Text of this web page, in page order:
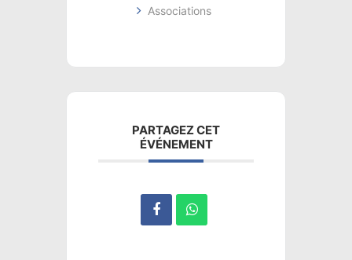
Associations
PARTAGEZ CET
ÉVÉNEMENT